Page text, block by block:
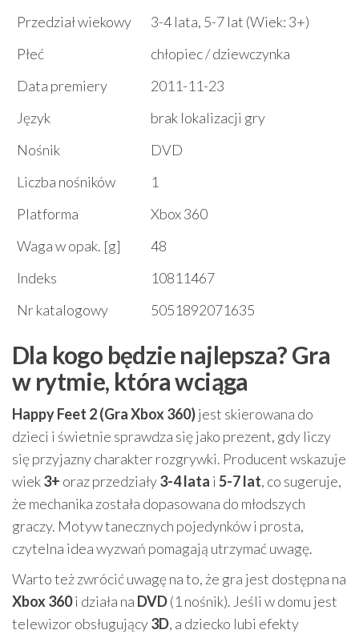
Przedział wiekowy
3-4 lata, 5-7 lat (Wiek: 3+)
Płeć
chłopiec / dziewczynka
Data premiery
2011-11-23
Język
brak lokalizacji gry
Nośnik
DVD
Liczba nośników
1
Platforma
Xbox 360
Waga w opak. [g]
48
Indeks
10811467
Nr katalogowy
5051892071635
Dla kogo będzie najlepsza? Gra
w rytmie, która wciąga
Happy Feet 2 (Gra Xbox 360)jest skierowana do
dzieci i świetnie sprawdza się jako prezent, gdy liczy
się przyjazny charakter rozgrywki. Producent wskazuje
wiek3+ oraz przedziały3-4 lata i 5-7 lat, co sugeruje,
że mechanika została dopasowana do młodszych
graczy. Motyw tanecznych pojedynków i prosta,
czytelna idea wyzwań pomagają utrzymać uwagę.
Warto też zwrócić uwagę na to, że gra jest dostępna na
Xbox 360i działa na DVD(1 nośnik). Jeśli w domu jest
telewizor obsługujący3D, a dziecko lubi efekty